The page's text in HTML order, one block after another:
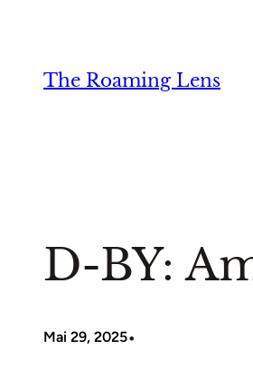
springen
The Roaming Lens
D-BY:
Mai 29, 2025•